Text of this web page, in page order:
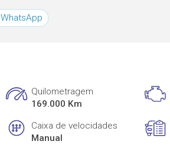
WhatsApp
Quilometragem
169.000 Km
Caixa de velocidades
Manual